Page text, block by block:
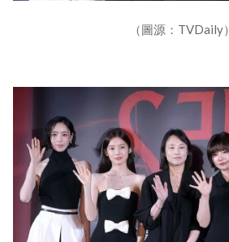
（圖源：TVDaily）